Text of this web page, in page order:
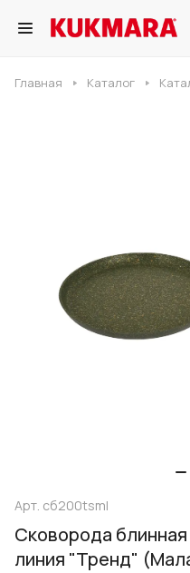
Главная Каталог
Арт. сб200tsml
Сковорода
линия "Тренд"